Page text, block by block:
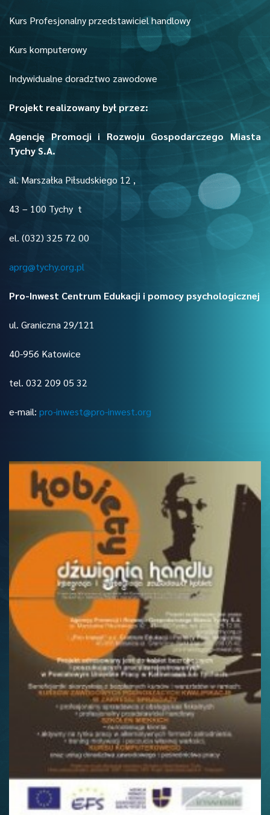
Kurs Profesjonalny przedstawiciel handlowy
Kurs komputerowy
Indywidualne doradztwo zawodowe
Projekt realizowany był przez:
Agencję Promocji i Rozwoju Gospodarczego Miasta
Tychy S.A.
al. Marszałka Piłsudskiego 12 ,
43 – 100 Tychy t
el. (032) 325 72 00
aprg@tychy.org.pl
Pro-Inwest Centrum Edukacji i pomocy psychologicznej
ul. Graniczna 29/121
40-956 Katowice
tel. 032 209 05 32
e-mail: pro-inwest@pro-inwest.org